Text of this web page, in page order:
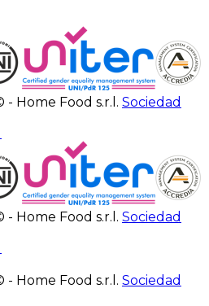
Home Food s.r.l. Sociedad
Home Food s.r.l. Sociedad
Home Food s.r.l. Sociedad